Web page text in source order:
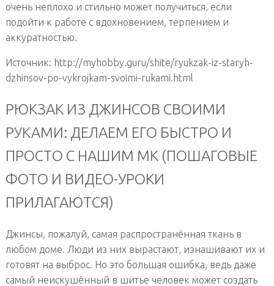
очень неплохо и стильно может получиться, если
подойти к работе с вдохновением, терпением и
аккуратностью.
Источник: http://myhobby.guru/shite/ryukzak-iz-staryh-
dzhinsov-po-vykrojkam-svoimi-rukami.html
РЮКЗАК ИЗ ДЖИНСОВ СВОИМИ
РУКАМИ: ДЕЛАЕМ ЕГО БЫСТРО И
ПРОСТО С НАШИМ МК (ПОШАГОВЫЕ
ФОТО И ВИДЕО-УРОКИ
ПРИЛАГАЮТСЯ)
Джинсы, пожалуй, самая распространённая ткань в
любом доме. Люди из них вырастают, изнашивают их и
готовят на выброс. Но это большая ошибка, ведь даже
самый неискушённый в шитье человек может создать